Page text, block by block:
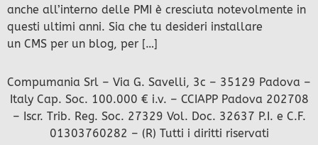
anche all’interno delle PMI è cresciuta notevolmente in
questi ultimi anni. Sia che tu desideri installare
un CMS per un blog, per […]
Compumania Srl – Via G. Savelli, 3c – 35129 Padova –
Italy Cap. Soc. 100.000 € i.v. – CCIAPP Padova 202708
– Iscr. Trib. Reg. Soc. 27329 Vol. Doc. 32637 P.I. e C.F.
01303760282 – (R) Tutti i diritti riservati